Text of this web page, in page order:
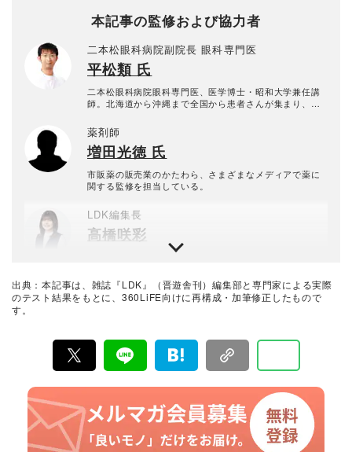
本記事の監修および協力者
二本松眼科病院副院長 眼科専門医
平松類 氏
二本松眼科病院眼科専門医、医学博士・昭和大学兼任講
師。北海道から沖縄まで全国から患者さんが集まり、診
ネル「眼科医平松類」でも情報を発信するほか、目の病
気・医者のかかり方の講演もこなし、メディアでも活躍
中。
薬剤師
増田光徳 氏
市販薬の販売業のかたわら、さまざまなメディアで薬に
関する監修を担当している。
LDK編集長
高橋咲彩
雑誌『LDK』を統括する自称テスト大好き人間。得意な
ップ巡りも日課。1993年生まれ。2018年に晋遊舎に入社
後、雑誌『MONOQLO』を経て、2023年『LDK』編集
長に就任。市場調査を元に特集のテーマ決めや表紙作
暮らしのおすすめベストバイ
『LDK』は2012年の創刊以来、晋遊舎の理念である「遊
びある、ホンネ」を胸に、消費者目線で本音の商品テス
トを貫いてきた、女性誌とWEBメディアです。毎月28日
発行の雑誌とWebサイトで、掃除用品から収納インテリ
ア、食品まで、あらゆるジャンルの商品を徹底的に検
証。編集部と専門家、そして社内検証機関が実際に使っ
て見つけた「本当に良いもの」と「お役立ち情報」を厳
選してあなたにお届け。編集長・高橋咲彩を中心に、11
名以上の編集体制で日々の検証・記事制作を行っていま
す。
出典：本記事は、雑誌『LDK』（晋遊舎刊）編集部と専門家による実際
のテスト結果をもとに、360LiFE向けに再構成・加筆修正したもので
す。